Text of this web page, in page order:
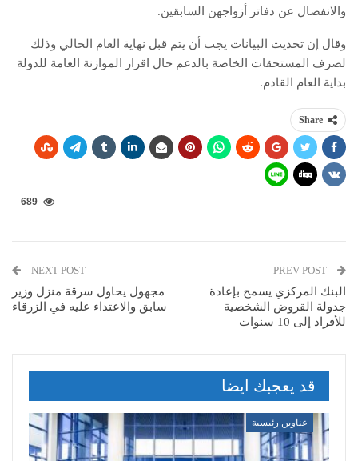
والانفصال عن دفاتر أزواجهن السابقين.
وقال إن تحديث البيانات يجب أن يتم قبل نهاية العام الحالي وذلك
لصرف المستحقات الخاصة بالدعم حال اقرار الموازنة العامة للدولة
بداية العام القادم.
Share
689
البنك المركزي يسمح بإعادة
جدولة القروض الشخصية
للأفراد إلى 10 سنوات
NEXT POST
مجهول يحاول سرقة منزل وزير
سابق والاعتداء عليه في الزرقاء
قد يعجبك ايضا
عناوين رئيسية